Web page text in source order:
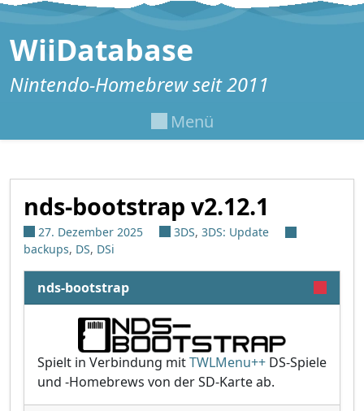
Zum Inhalt springen
WiiDatabase
Nintendo-Homebrew seit 2011
Menü
nds-bootstrap v2.12.1
27. Dezember 2025 3DS, 3DS: Update
backups, DS, DSi
nds-bootstrap
Spielt in Verbindung mitTWLMenu++ DS-Spiele
und -Homebrews von der SD-Karte ab.